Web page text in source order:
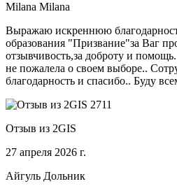
Milana Milana
Выражаю искреннюю
образования "Призвание"за Ваг
отзывчивость,за доброту и
не пожалела о своем выборе..
благодарность и спасибо.. Буду
Отзыв из 2GIS
27 апреля 2026 г.
Айгуль Дольник